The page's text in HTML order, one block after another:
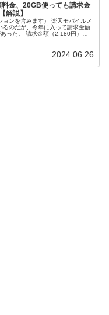
金、20GB使っても請求金
解説】
ョンを含みます） 楽天モバイルメ
るのだが、今年に入って請求金額
った。 請求金額（2,180円）分
2024.06.26